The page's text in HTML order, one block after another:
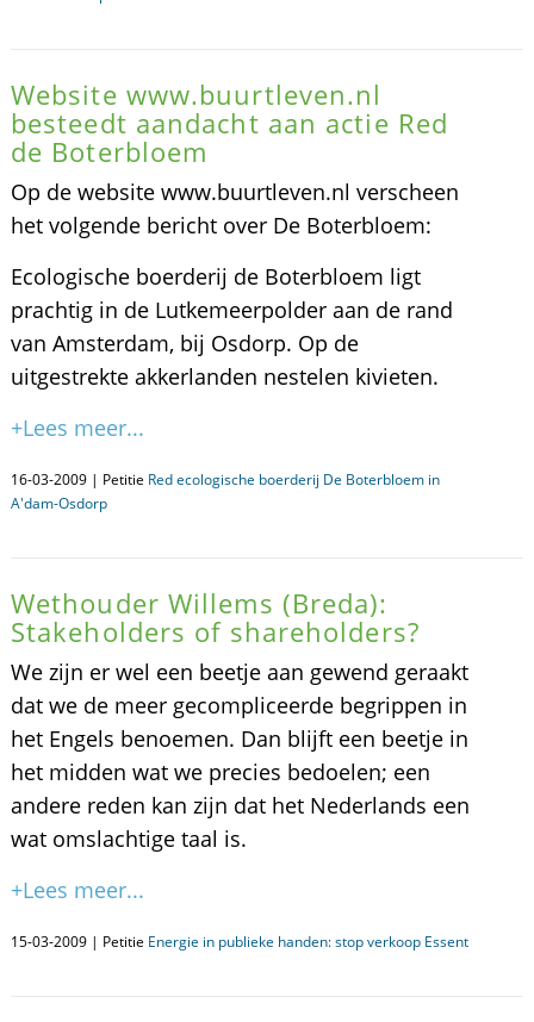
Website www.buurtleven.nl
besteedt aandacht aan actie Red
de Boterbloem
Op de website www.buurtleven.nl verscheen
het volgende bericht over De Boterbloem:
Ecologische boerderij de Boterbloem ligt
prachtig in de Lutkemeerpolder aan de rand
van Amsterdam, bij Osdorp. Op de
uitgestrekte akkerlanden nestelen kivieten.
+Lees meer...
16-03-2009 | Petitie Red ecologische boerderij De Boterbloem in
A'dam-Osdorp
Wethouder Willems (Breda):
Stakeholders of shareholders?
We zijn er wel een beetje aan gewend geraakt
dat we de meer gecompliceerde begrippen in
het Engels benoemen. Dan blijft een beetje in
het midden wat we precies bedoelen; een
andere reden kan zijn dat het Nederlands een
wat omslachtige taal is.
+Lees meer...
15-03-2009 | Petitie Energie in publieke handen: stop verkoop Essent